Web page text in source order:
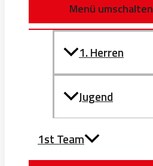
Menü umschalten
1. Herren
Jugend
1st Team